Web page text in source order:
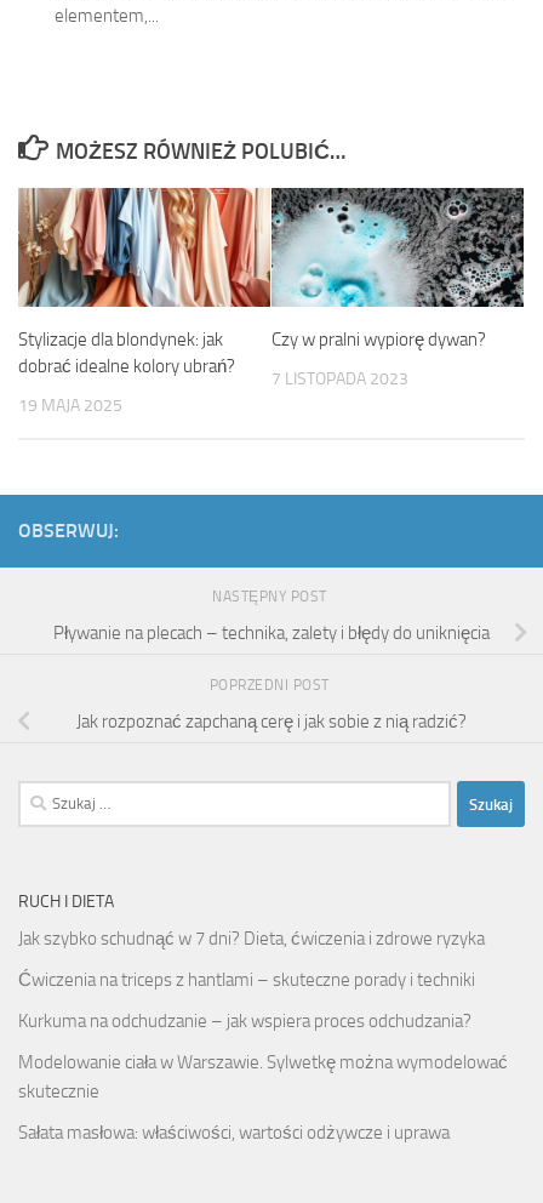
elementem,...
MOŻESZ RÓWNIEŻ POLUBIĆ…
Stylizacje dla blondynek: jak
dobrać idealne kolory ubrań?
19 MAJA 2025
Czy w pralni wypiorę dywan?
7 LISTOPADA 2023
OBSERWUJ:
NASTĘPNY POST
Pływanie na plecach – technika, zalety i błędy do uniknięcia
POPRZEDNI POST
Jak rozpoznać zapchaną cerę i jak sobie z nią radzić?
Szukaj:
RUCH I DIETA
Jak szybko schudnąć w 7 dni? Dieta, ćwiczenia i zdrowe ryzyka
Ćwiczenia na triceps z hantlami – skuteczne porady i techniki
Kurkuma na odchudzanie – jak wspiera proces odchudzania?
Modelowanie ciała w Warszawie. Sylwetkę można wymodelować
skutecznie
Sałata masłowa: właściwości, wartości odżywcze i uprawa